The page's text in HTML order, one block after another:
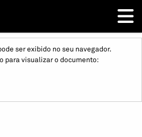
ser exibido no seu navegador.
para visualizar o documento: